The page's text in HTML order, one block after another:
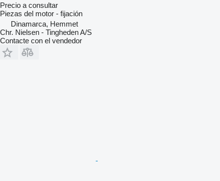
Precio a consultar
Piezas del motor - fijación
Dinamarca, Hemmet
Chr. Nielsen - Tingheden A/S
Contacte con el vendedor